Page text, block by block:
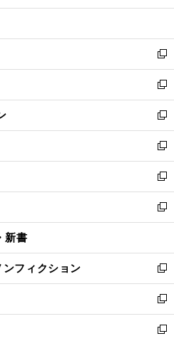
開
ウ
開
く
ン
ウ
で
開
く
ウ
ン
ド
ウ
で
開
く
新
し
い
ウ
ィ
ン
ド
ウ
で
開
く
新
し
い
ウ
ィ
ン
ド
ウ
で
開
新
し
い
ウ
ィ
ン
ド
ウ
開
く
新
し
い
ウ
ィ
ン
ウ
で
開
く
新
し
い
ウ
ン
ド
ウ
で
開
く
新
し
ウ
ィ
ン
ド
ウ
で
新書
フィクション
新
し
い
ウ
ィ
新
し
い
新